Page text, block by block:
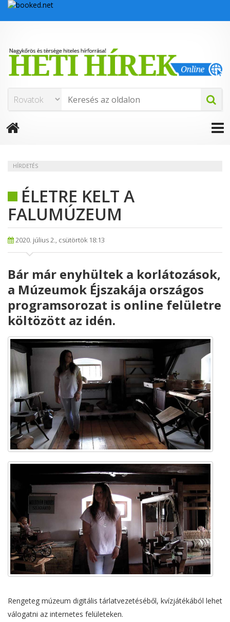
HÍRDETÉS
ÉLETRE KELT A
FALUMÚZEUM
2020. július 2., csütörtök 18:13
Bár már enyhültek a korlátozások,
a Múzeumok Éjszakája országos
programsorozat is online felületre
költözött az idén.
Rengeteg múzeum digitális tárlatvezetéséből, kvízjátékából lehet
válogatni az internetes felületeken.